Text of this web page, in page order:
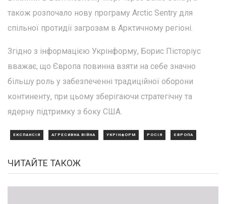
також розпочало нову програму Arctic Sentry для
спільної протидії загрозам в Арктичному регіоні.
Згідно з інформацією Укрінформу, Борис Пісторіус
вважає, що Європа повинна взяти на себе значно
більшу роль у забезпеченні традиційної оборони
континенту, при цьому зберігаючи стратегічну та
ядерну підтримку з боку США.
ЕКСПАНСІЯ АГРЕСИВНА ВІЙНА УКРІНФОРМ РОСІЯ ЄВРОПА
ЧИТАЙТЕ ТАКОЖ